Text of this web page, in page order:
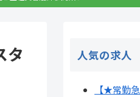
タ
人気の求人
【★常勤